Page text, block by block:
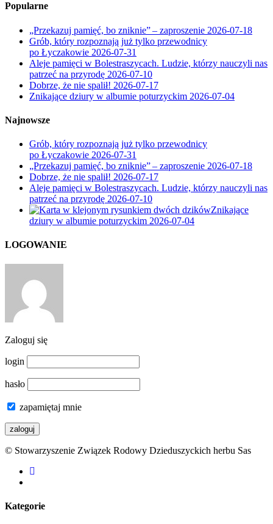
Popularne
„Przekazuj pamięć, bo zniknie” – zaproszenie 2026-07-18
Grób, który rozpoznają już tylko przewodnicy
po Łyczakowie 2026-07-31
Aleje pamięci w Bolestraszycach. Ludzie, którzy nauczyli nas
patrzeć na przyrodę 2026-07-10
Dobrze, że nie spalił! 2026-07-17
Znikające dziury w albumie poturzyckim 2026-07-04
Najnowsze
Grób, który rozpoznają już tylko przewodnicy
po Łyczakowie 2026-07-31
„Przekazuj pamięć, bo zniknie” – zaproszenie 2026-07-18
Dobrze, że nie spalił! 2026-07-17
Aleje pamięci w Bolestraszycach. Ludzie, którzy nauczyli nas
patrzeć na przyrodę 2026-07-10
Znikające
dziury w albumie poturzyckim 2026-07-04
LOGOWANIE
Zaloguj się
login
hasło
zapamiętaj mnie
© Stowarzyszenie Związek Rodowy Dzieduszyckich herbu Sas
facebook
Kategorie